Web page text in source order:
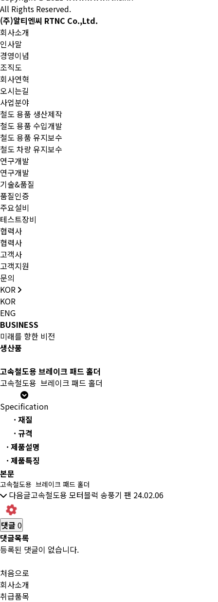
All Rights Reserved.
(주)알티엔씨 RTNC Co.,Ltd.
회사소개
인사말
경영이념
조직도
회사연혁
오시는길
사업분야
철도 용품 생산제작
철도 용품 수입개발
철도 용품 유지보수
철도 차량 유지보수
연구개발
연구개발
기술&품질
품질인증
주요설비
테스트장비
협력사
협력사
고객사
고객지원
문의
KOR
KOR
ENG
BUSINESS
미래를 향한 비전
생산품
고속철도용 브레이크 패드 홀더
고속철도용 브레이크 패드 홀더
Specification
· 재질
· 규격
· 제품설명
· 제품특징
본문
고속철도용 브레이크 패드 홀더
다음글고속철도용 모터블럭 송풍기 팬 24.02.06
댓글 0
댓글목록
등록된 댓글이 없습니다.
처음으로
회사소개
취급품목